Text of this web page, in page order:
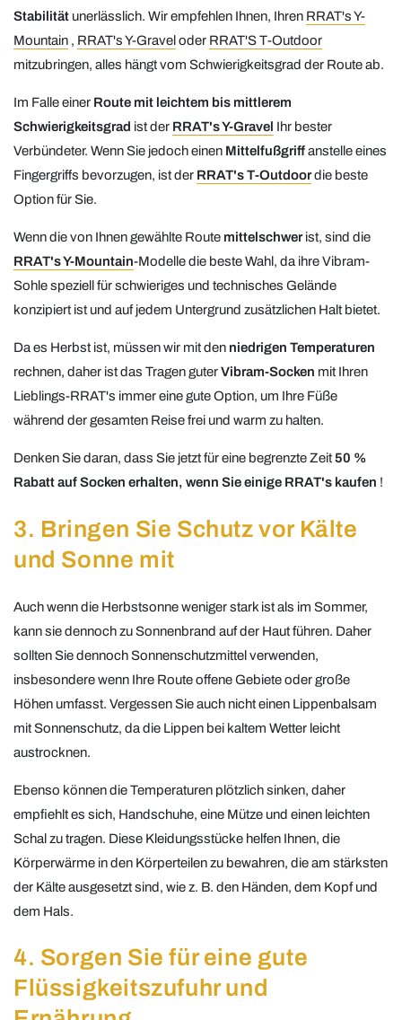
Stabilität unerlässlich. Wir empfehlen Ihnen, Ihren RRAT's Y-
Mountain , RRAT's Y-Gravel oder RRAT'S T-Outdoor
mitzubringen, alles hängt vom Schwierigkeitsgrad der Route ab.
Im Falle einer Route mit leichtem bis mittlerem
Schwierigkeitsgrad ist der RRAT's Y-Gravel Ihr bester
Verbündeter. Wenn Sie jedoch einen Mittelfußgriffanstelle eines
Fingergriffs bevorzugen, ist der RRAT's T-Outdoordie beste
Option für Sie.
Wenn die von Ihnen gewählte Route mittelschwerist, sind die
RRAT's Y-Mountain-Modelle die beste Wahl, da ihre Vibram-
Sohle speziell für schwieriges und technisches Gelände
konzipiert ist und auf jedem Untergrund zusätzlichen Halt bietet.
Da es Herbst ist, müssen wir mit den niedrigen Temperaturen
rechnen, daher ist das Tragen guterVibram-Socken mit Ihren
Lieblings-RRAT's immer eine gute Option, um Ihre Füße
während der gesamten Reise frei und warm zu halten.
Denken Sie daran, dass Sie jetzt für eine begrenzte Zeit50 %
Rabatt auf Socken erhalten, wenn Sie einige RRAT's kaufen !
3. Bringen Sie Schutz vor Kälte
und Sonne mit
Auch wenn die Herbstsonne weniger stark ist als im Sommer,
kann sie dennoch zu Sonnenbrand auf der Haut führen. Daher
sollten Sie dennoch Sonnenschutzmittel verwenden,
insbesondere wenn Ihre Route offene Gebiete oder große
Höhen umfasst. Vergessen Sie auch nicht einen Lippenbalsam
mit Sonnenschutz, da die Lippen bei kaltem Wetter leicht
austrocknen.
Ebenso können die Temperaturen plötzlich sinken, daher
empfiehlt es sich, Handschuhe, eine Mütze und einen leichten
Schal zu tragen. Diese Kleidungsstücke helfen Ihnen, die
Körperwärme in den Körperteilen zu bewahren, die am stärksten
der Kälte ausgesetzt sind, wie z. B. den Händen, dem Kopf und
dem Hals.
4. Sorgen Sie für eine gute
Flüssigkeitszufuhr und